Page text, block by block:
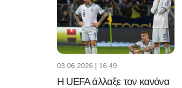
03.06.2026 | 16:49
H UEFA άλλαξε τον κανόνα